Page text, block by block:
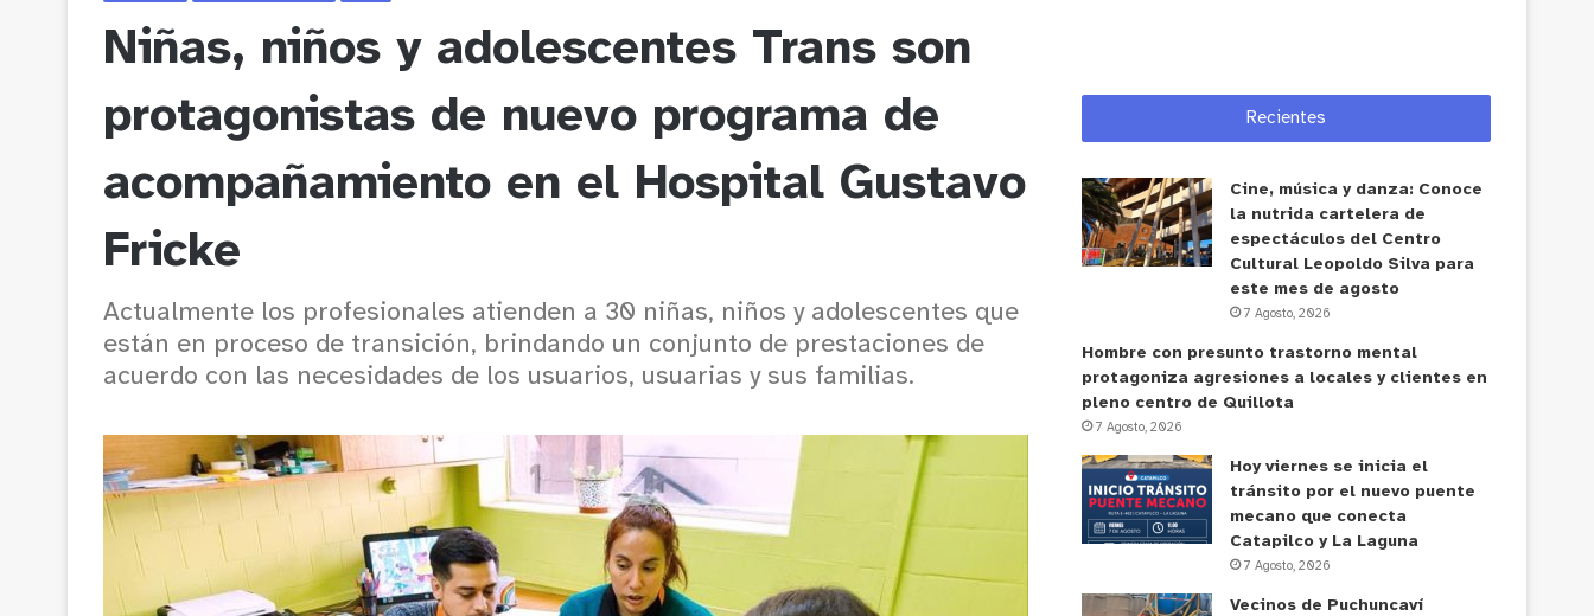
Niñas, niños y adolescentes Trans son
protagonistas de nuevo programa de
acompañamiento en el Hospital Gustavo
Fricke
Actualmente los profesionales atienden a 30 niñas, niños y adolescentes que
están en proceso de transición, brindando un conjunto de prestaciones de
acuerdo con las necesidades de los usuarios, usuarias y sus familias.
Recientes
Cine, música y danza: Conoce
la nutrida cartelera de
espectáculos del Centro
Cultural Leopoldo Silva para
este mes de agosto
7 Agosto, 2026
Hombre con presunto trastorno mental
protagoniza agresiones a locales y clientes en
pleno centro de Quillota
7 Agosto, 2026
Hoy viernes se inicia el
tránsito por el nuevo puente
mecano que conecta
Catapilco y La Laguna
7 Agosto, 2026
Vecinos de Puchuncaví